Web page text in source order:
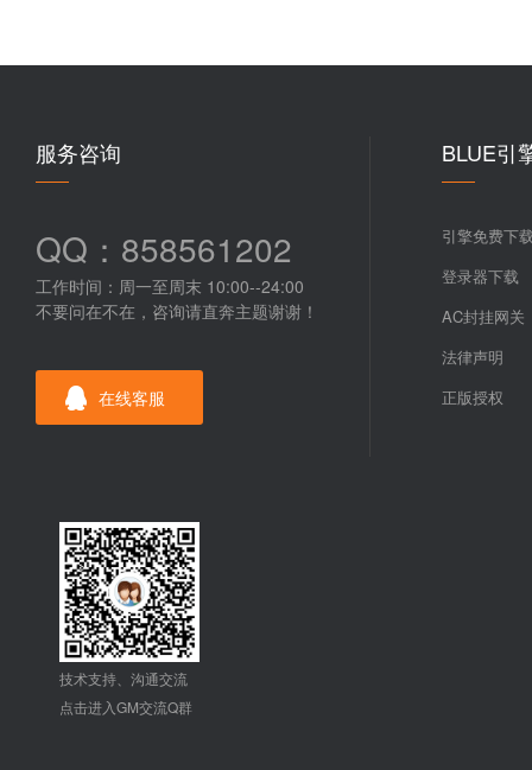
服务咨询
QQ：858561202
工作时间：周一至周末 10:00--24:00
不要问在不在，咨询请直奔主题谢谢！
在线客服
BLUE引
引擎免费下
登录器下载
AC封挂网关
法律声明
正版授权
技术支持、沟通交流
点击进入GM交流Q群